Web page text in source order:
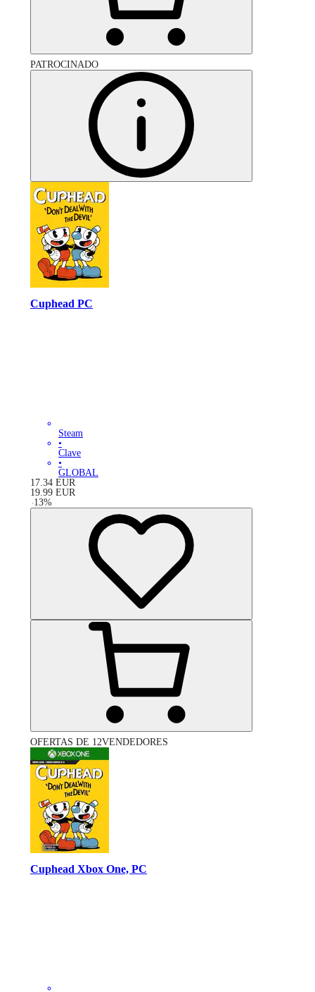
PATROCINADO
Cuphead PC
Steam
•
Clave
•
GLOBAL
17.34 EUR
19.99 EUR
-13%
OFERTAS DE 12VENDEDORES
Cuphead Xbox One, PC